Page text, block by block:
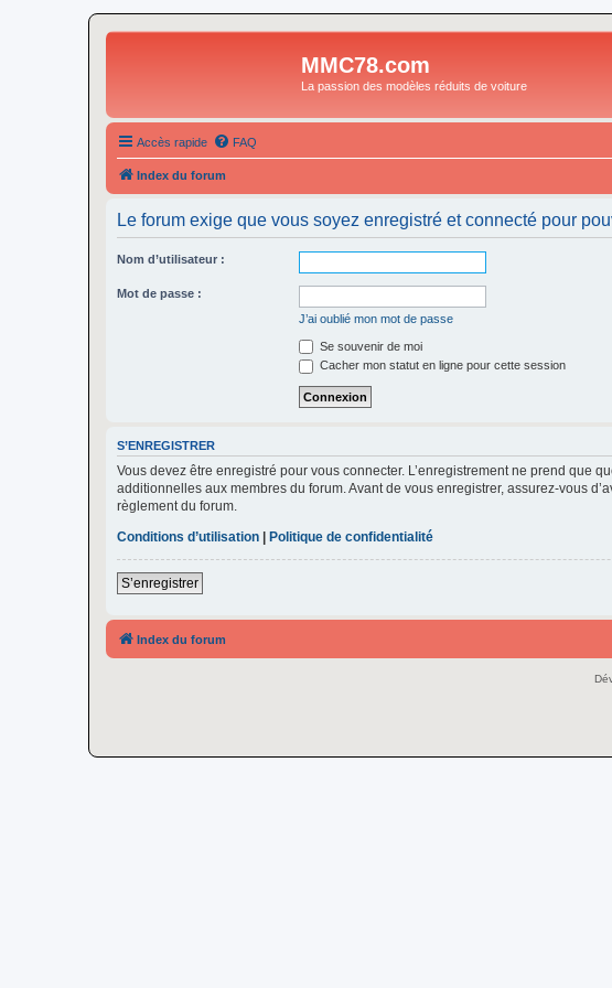
MMC78.com
La passion des modèles réduits de voiture
Accès rapide FAQ
Index du forum
Le forum exige que vous soyez enregistré et connecté pour
Nom d’utilisateur :
Mot de passe :
J’ai oublié mon mot de passe
Se souvenir de moi
Cacher mon statut en ligne pour cette session
S’ENREGISTRER
Vous devez être enregistré pour vous connecter. L’enregistrement ne prend que
additionnelles aux membres du forum. Avant de vous enregistrer, assurez-vous
règlement du forum.
Conditions d’utilisation
Politique de confidentialité
S’enregistrer
Index du forum